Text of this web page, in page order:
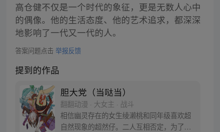
高仓健不仅是一个时代的象征，更是无数人心中
的偶像。他的生活态度、他的艺术追求，都深深
地影响了一代又一代的人。
答案问题点击 举报反馈
提到的作品
胆大党（当哒当）
翻翻动漫 · 大女主 · 战斗
相信幽灵存在的女生绫濑桃和同年级喜欢超
自然现象的超然仔。二人互相否定，为了让